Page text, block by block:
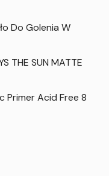
Do Golenia W
THE SUN MATTE
Primer Acid Free 8